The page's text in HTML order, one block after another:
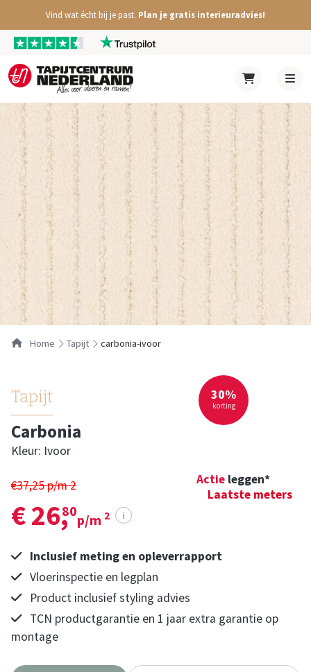
Vind wat écht bij je past. Plan je gratis interieuradvies!
Home tapijt carbonia-ivoor
Tapijt
Carbonia
Kleur: Ivoor
€37,25 p/m2
€ 26,
80
p/m 2 i
Actie leggen*
Laatste meters
Inclusief meting en opleverrapport
Vloerinspectie en legplan
Product inclusief styling advies
TCN productgarantie en 1 jaar extra garantie op
montage
30%
korting